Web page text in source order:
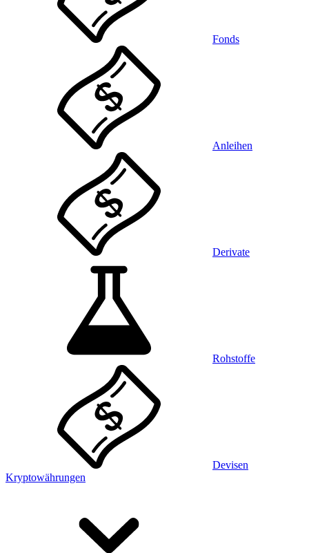
Fonds
Anleihen
Derivate
Rohstoffe
Devisen
Kryptowährungen